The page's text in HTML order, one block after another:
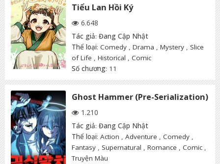
Tiểu Lan Hồi Ký
6.648
Tác giả: Đang Cập Nhật
Thể loại: Comedy , Drama , Mystery , Slice
of Life , Historical , Comic
Số chương: 11
Ghost Hammer (Pre-Serialization)
1.210
Tác giả: Đang Cập Nhật
Thể loại: Action , Adventure , Comedy ,
Fantasy , Supernatural , Romance , Comic ,
Truyện Màu